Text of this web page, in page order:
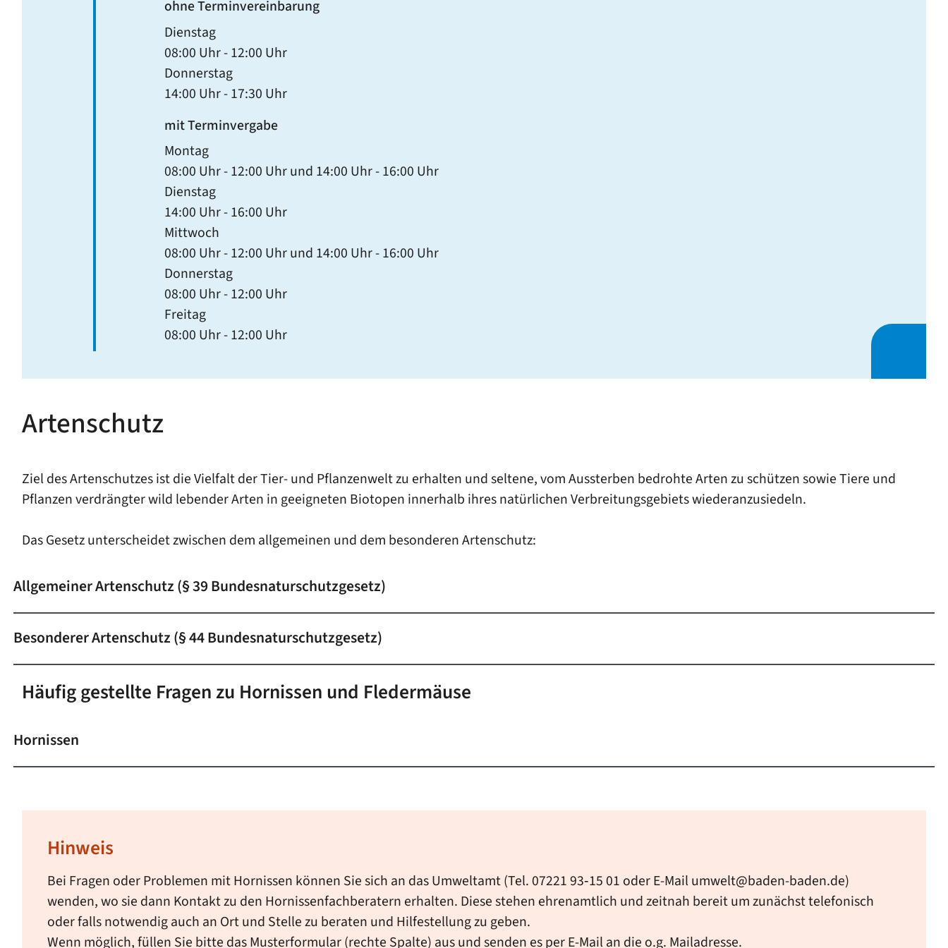
ohne Terminvereinbarung
Dienstag
08:00 Uhr-12:00 Uhr
Donnerstag
14:00 Uhr-17:30 Uhr
mit Terminvergabe
Montag
08:00 Uhr-12:00 Uhrund 14:00 Uhr-16:00 Uhr
Dienstag
14:00 Uhr-16:00 Uhr
Mittwoch
08:00 Uhr-12:00 Uhrund 14:00 Uhr-16:00 Uhr
Donnerstag
08:00 Uhr-12:00 Uhr
Freitag
08:00 Uhr-12:00 Uhr
Artenschutz
Ziel des Artenschutzes ist die Vielfalt der Tier- und Pflanzenwelt zu erhalten und seltene, vom Aussterben bedrohte Arten zu schützen sowie Tiere und
Pflanzen verdrängter wild lebender Arten in geeigneten Biotopen innerhalb ihres natürlichen Verbreitungsgebiets wiederanzusiedeln.
Das Gesetz unterscheidet zwischen dem allgemeinen und dem besonderen Artenschutz:
Allgemeiner Artenschutz (§ 39 Bundesnaturschutzgesetz)
Besonderer Artenschutz (§ 44 Bundesnaturschutzgesetz)
Häufig gestellte Fragen zu Hornissen und Fledermäuse
Hornissen
Hinweis
Bei Fragen oder Problemen mit Hornissen können Sie sich an das Umweltamt (Tel. 07221 93‐15 01 oder E-Mail umwelt@baden-baden.de)
wenden, wo sie dann Kontakt zu den Hornissenfachberatern erhalten. Diese stehen ehrenamtlich und zeitnah bereit um zunächst telefonisch
oder falls notwendig auch an Ort und Stelle zu beraten und Hilfestellung zu geben.
Wenn möglich, füllen Sie bitte das Musterformular (rechte Spalte) aus und senden es per E-Mail an die o.g. Mailadresse.